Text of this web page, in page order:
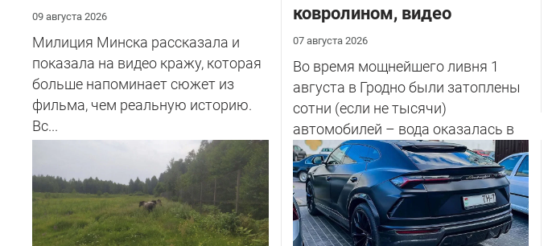
09 августа 2026
Милиция Минска рассказала и
показала на видео кражу, которая
больше напоминает сюжет из
фильма, чем реальную историю.
Вс...
ковролином, видео
07 августа 2026
Во время мощнейшего ливня 1
августа в Гродно были затоплены
сотни (если не тысячи)
автомобилей – вода оказалась в
салоне...